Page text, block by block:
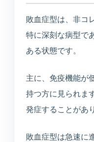
重度要介護者も相談
デイサービスす
生活リハビリと日中
デイサービスな
山居町併設の新デイ
医療連携型の個別リ
敗血症型は、非コ
特に深刻な病型で
ある状態です。
主に、免疫機能が
持つ方に見られま
発症することがあ
敗血症型は急速に